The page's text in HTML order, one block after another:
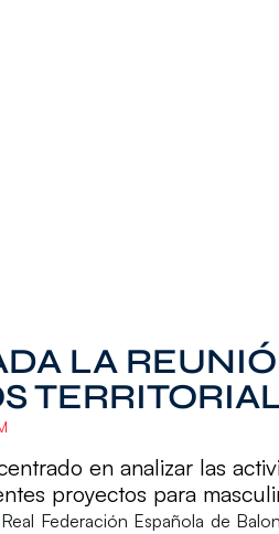
LA
en analizar las
proyectos para
Federación Española de